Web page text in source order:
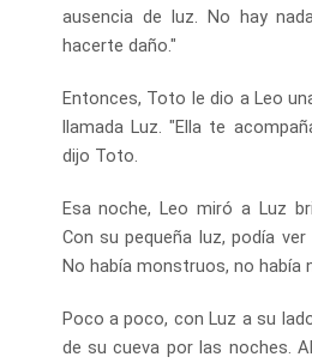
ausencia de luz. No hay
hacerte daño."
Entonces, Toto le dio a Leo
llamada Luz. "Ella te
dijo Toto.
Esa noche, Leo miró a Luz
Con su pequeña luz, podía
No había monstruos, no había
Poco a poco, con Luz a su
de su cueva por las noches.